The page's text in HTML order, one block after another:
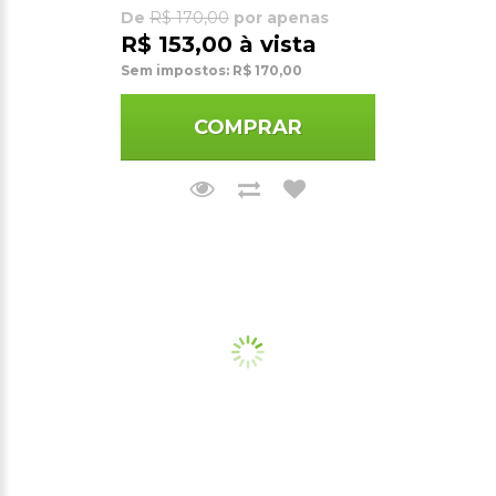
De R$ 170,00 por apenas
R$ 153,00 à vista
Sem impostos: R$ 170,00
COMPRAR